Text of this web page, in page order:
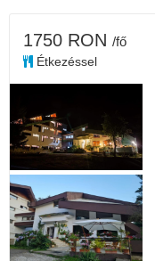
1750 RON /fő
Étkezéssel